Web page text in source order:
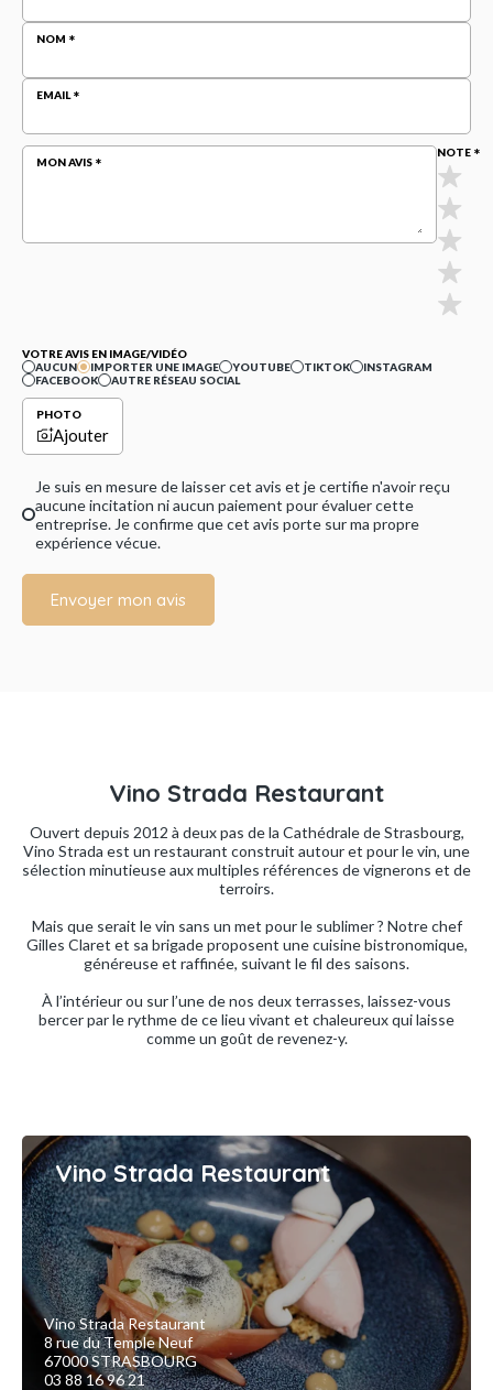
NOM
EMAIL
MON AVIS
NOTE
VOTRE AVIS EN IMAGE/VIDÉO
AUCUN
IMPORTER UNE IMAGE YOUTUBE TIKTOK
INSTAGRAM
FACEBOOK
AUTRE RÉSEAU SOCIAL
PHOTO
Ajouter
Je suis en mesure de laisser cet avis et je certifie n'avoir reçu
aucune incitation ni aucun paiement pour évaluer cette
entreprise. Je confirme que cet avis porte sur ma propre
expérience vécue.
Envoyer mon avis
Vino Strada Restaurant
Ouvert depuis 2012 à deux pas de la Cathédrale de Strasbourg,
Vino Strada est un restaurant construit autour et pour le vin, une
sélection minutieuse aux multiples références de vignerons et de
terroirs.
Mais que serait le vin sans un met pour le sublimer ? Notre chef
Gilles Claret et sa brigade proposent une cuisine bistronomique,
généreuse et raffinée, suivant le fil des saisons.
À l’intérieur ou sur l’une de nos deux terrasses, laissez-vous
bercer par le rythme de ce lieu vivant et chaleureux qui laisse
comme un goût de revenez-y.
Vino Strada Restaurant
Vino Strada Restaurant
8 rue du Temple Neuf
67000 STRASBOURG
03 88 16 96 21